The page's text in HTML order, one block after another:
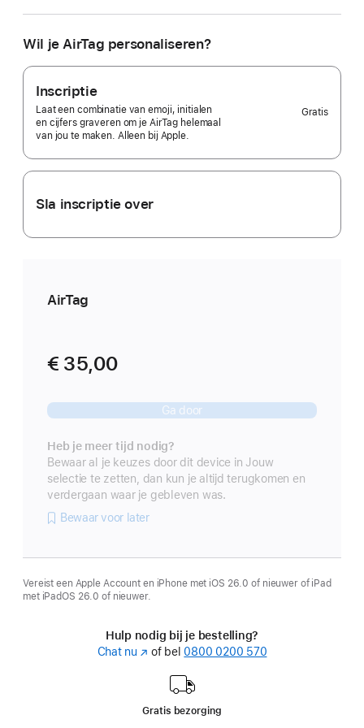
je
1
stuk
Selected)
Wil je AirTag personaliseren?
Inscriptie
Laat een combinatie van emoji, initialen
en cijfers graveren om je AirTag helemaal
van jou te maken. Alleen bij Apple.
Gratis
Sla inscriptie over
AirTag
€ 35,00
Ga door
Heb je meer tijd nodig?
Bewaar al je keuzes door dit device in Jouw
selectie te zetten, dan kun je altijd terugkomen en
verdergaan waar je gebleven was.
Bewaar voor later
Vereist een Apple Account en iPhone met iOS 26.0 of nieuwer of iPad
met iPadOS 26.0 of nieuwer.
Hulp nodig bij je bestelling?
Chat nu (Wordt
geopend)
of bel 0800 0200 570
Gratis bezorging